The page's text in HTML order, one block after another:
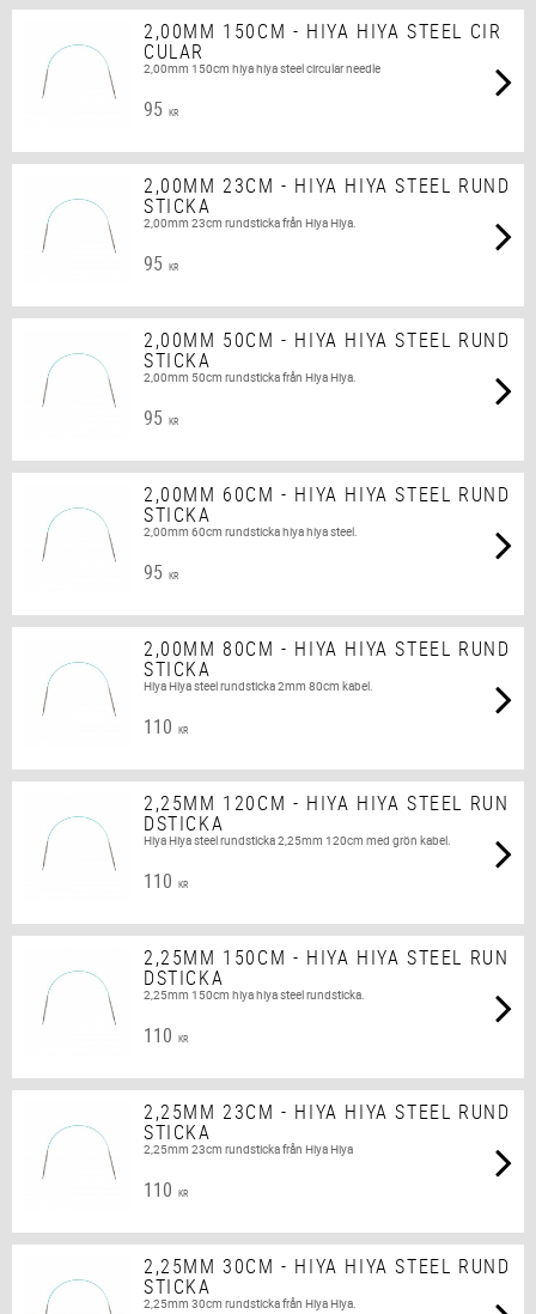
2,00MM 150CM - HIYA HIYA STEEL CIR
CULAR
2,00mm 150cm hiya hiya steel circular needle
95 KR
2,00MM 23CM - HIYA HIYA STEEL RUND
STICKA
2,00mm 23cm rundsticka från Hiya Hiya.
95 KR
2,00MM 50CM - HIYA HIYA STEEL RUND
STICKA
2,00mm 50cm rundsticka från Hiya Hiya.
95 KR
2,00MM 60CM - HIYA HIYA STEEL RUND
STICKA
2,00mm 60cm rundsticka hiya hiya steel.
95 KR
2,00MM 80CM - HIYA HIYA STEEL RUND
STICKA
Hiya Hiya steel rundsticka 2mm 80cm kabel.
110 KR
2,25MM 120CM - HIYA HIYA STEEL RUN
DSTICKA
Hiya Hiya steel rundsticka 2,25mm 120cm med grön kabel.
110 KR
2,25MM 150CM - HIYA HIYA STEEL RUN
DSTICKA
2,25mm 150cm hiya hiya steel rundsticka.
110 KR
2,25MM 23CM - HIYA HIYA STEEL RUND
STICKA
2,25mm 23cm rundsticka från Hiya Hiya
110 KR
2,25MM 30CM - HIYA HIYA STEEL RUND
STICKA
2,25mm 30cm rundsticka från Hiya Hiya.